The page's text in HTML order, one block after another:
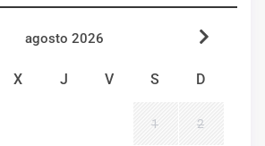
agosto 2026
X J V S D
1 2